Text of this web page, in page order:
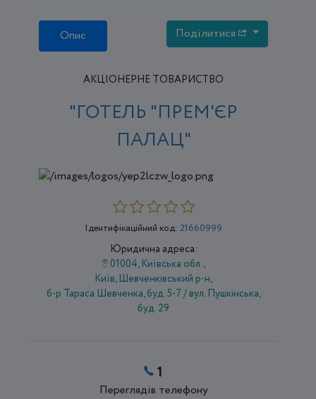
Опис Поділитися
АКЦІОНЕРНЕ ТОВАРИСТВО
"ГОТЕЛЬ "ПРЕМ'ЄР
ПАЛАЦ"
Ідентифікаційний код: 21660999
Юридична адреса:
01004, Київська обл.,
Київ, Шевченківський р-н,
б-р Тараса Шевченка, буд. 5-7 / вул. Пушкінська,
буд. 29
1
Переглядів телефону